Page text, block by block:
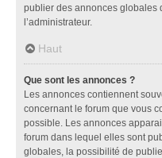
publier des annonces globales
l’administrateur.
Haut
Que sont les annonces ?
Les annonces contiennent
concernant le forum que vous
possible. Les annonces
forum dans lequel elles sont
globales, la possibilité de